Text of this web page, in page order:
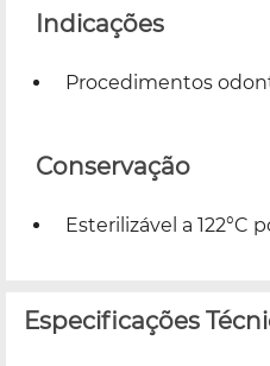
Indicações
Procedimentos
Conservação
Esterilizável a 122°C
Especificações